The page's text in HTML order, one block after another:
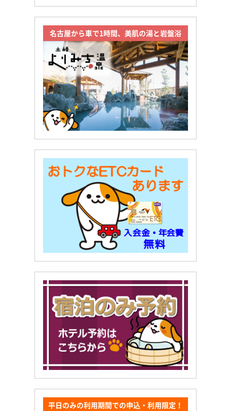
名古屋から車で1時間、美肌の湯と岩盤浴
平日のみの利用期間での申込・利用限定！